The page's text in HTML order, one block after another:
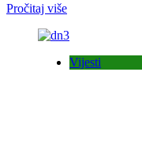
Pročitaj više
Vijesti